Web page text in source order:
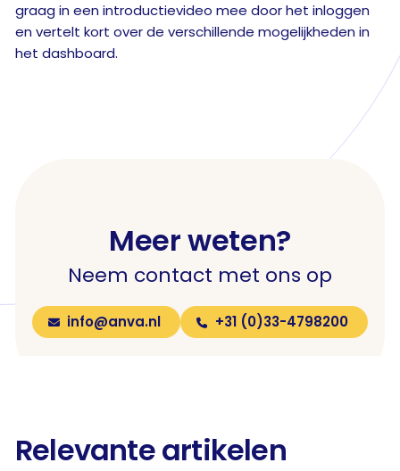
graag in een introductievideo mee door het inloggen
en vertelt kort over de verschillende mogelijkheden in
het dashboard.
Meer weten?
Neem contact met ons op
info@anva.nl +31 (0)33-4798200
Relevante artikelen